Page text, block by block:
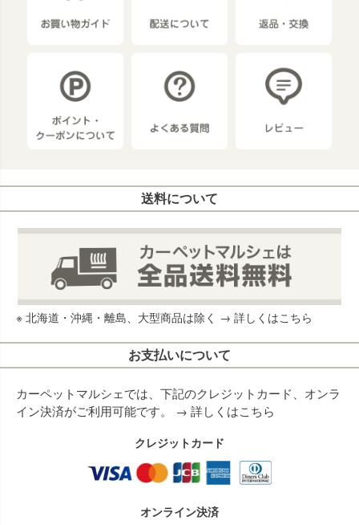
送料について
※ 北海道・沖縄・離島、大型商品は除く → 詳しくはこちら
お支払いについて
カーペットマルシェでは、下記のクレジットカード、オンラ
イン決済がご利用可能です。 → 詳しくはこちら
クレジットカード
オンライン決済